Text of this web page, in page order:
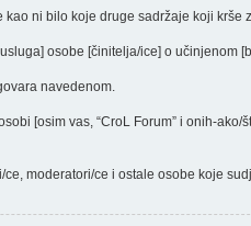
ni bilo koje druge sadržaje koji krše
osobe [činitelja/ice] o učinjenom
navedenom.
[osim vas, “CroL Forum” i onih-ako/
moderatori/ce i ostale osobe koje